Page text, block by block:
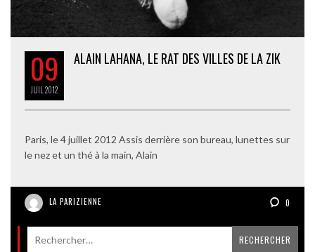
09
JUIL 2012
ALAIN LAHANA, LE RAT DES VILLES DE LA ZIK
Paris, le 4 juillet 2012 Assis derrière son bureau, lunettes sur
le nez et un thé à la main, Alain
LA PARIZIENNE 0